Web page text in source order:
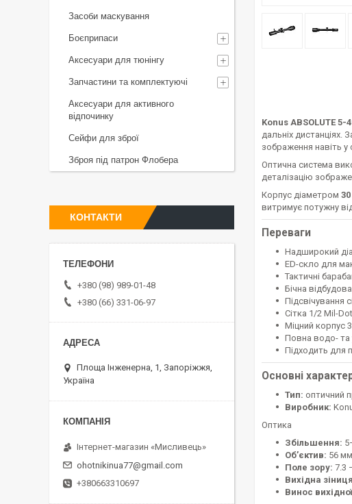
Konus ABSOLUTE 5-
дальніх дистанціях.
зображення навіть у
Оптична система
деталізацію
Корпус діаметром
витримує потужну
Переваги
Надширокий
ED-скло для
Тактичні
Бічна
Підсвічування
Сітка 1/2 Mil-
Міцний корпус
Повна водо- та
Підходить для
Основні
Тип: оптичний
Виробник:
Оптика
Збільшення:
Об’єктив: 56 мм
Поле зору: 7.3
Вихідна
Винос
Засоби маскування
Боєприпаси
Аксесуари для тюнінгу
Запчастини та комплектуючі
Аксесуари для активного
відпочинку
Сейфи для зброї
Зброя під патрон Флобера
КОНТАКТИ
+380 (98) 989-01-48
+380 (66) 331-06-97
Площа Інженерна, 1, Запоріжжя,
Україна
⁨Інтернет-магазин «Мисливець»
ohotnikinua77@gmail.com
+380663310697